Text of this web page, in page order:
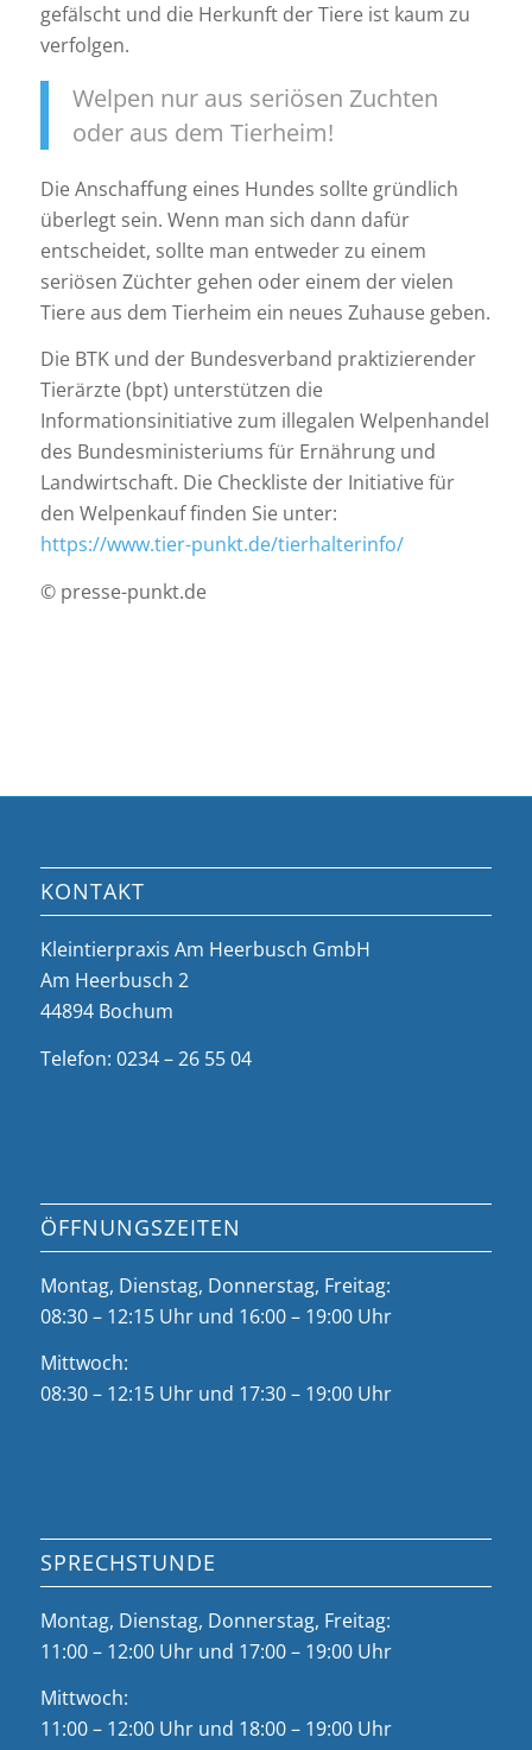
gefälscht und die Herkunft der Tiere ist kaum zu
verfolgen.
Welpen nur aus seriösen Zuchten
oder aus dem Tierheim!
Die Anschaffung eines Hundes sollte gründlich
überlegt sein. Wenn man sich dann dafür
entscheidet, sollte man entweder zu einem
seriösen Züchter gehen oder einem der vielen
Tiere aus dem Tierheim ein neues Zuhause geben.
Die BTK und der Bundesverband praktizierender
Tierärzte (bpt) unterstützen die
Informationsinitiative zum illegalen Welpenhandel
des Bundesministeriums für Ernährung und
Landwirtschaft. Die Checkliste der Initiative für
den Welpenkauf finden Sie unter:
https://www.tier-punkt.de/tierhalterinfo/
© presse-punkt.de
KONTAKT
Kleintierpraxis Am Heerbusch GmbH
Am Heerbusch 2
44894 Bochum
Telefon: 0234 – 26 55 04
ÖFFNUNGSZEITEN
Montag, Dienstag, Donnerstag, Freitag:
08:30 – 12:15 Uhr und 16:00 – 19:00 Uhr
Mittwoch:
08:30 – 12:15 Uhr und 17:30 – 19:00 Uhr
SPRECHSTUNDE
Montag, Dienstag, Donnerstag, Freitag:
11:00 – 12:00 Uhr und 17:00 – 19:00 Uhr
Mittwoch:
11:00 – 12:00 Uhr und 18:00 – 19:00 Uhr